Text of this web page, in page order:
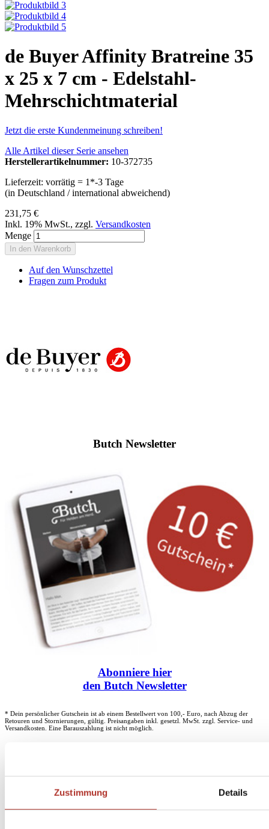
Zustimmung Details
de Buyer Affinity Bratreine 35
x 25 x 7 cm - Edelstahl-
Mehrschichtmaterial
Jetzt die erste Kundenmeinung schreiben!
Alle Artikel dieser Serie ansehen
Herstellerartikelnummer: 10-372735
Lieferzeit: vorrätig = 1*-3 Tage
(in Deutschland / international abweichend)
231,75 €
Inkl. 19% MwSt., zzgl. Versandkosten
Menge
In den Warenkorb
Auf den Wunschzettel
Fragen zum Produkt
Butch Newsletter
Abonniere hier
den Butch Newsletter
* Dein persönlicher Gutschein ist ab einem Bestellwert von 100,- Euro, nach Abzug der
Retouren und Stornierungen, gültig. Preisangaben inkl. gesetzl. MwSt. zzgl. Service- und
Versandkosten. Eine Barauszahlung ist nicht möglich.
Unser Dankeschön für deinen Einkauf ab 100 €